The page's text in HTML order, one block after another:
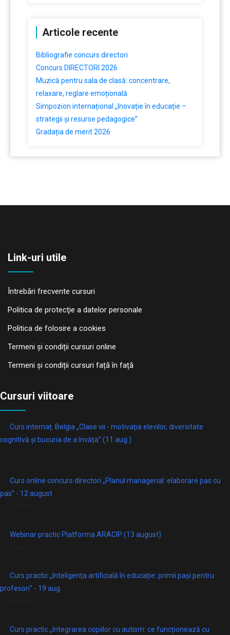
Articole recente
Bibliografie concurs directori
Concurs DIRECTORI 2026
Muzică pentru sala de clasă: concentrare,
relaxare, reglare emoțională
Simpozion internațional „Inovație în educație –
strategii și resurse pedagogice”
Gradația de merit 2026
Link-uri utile
Întrebări frecvente cursuri
Politica de protecţie a datelor personale
Politica de folosire a cookies
Termeni și condiții cursuri online
Termeni și condiții cursuri față în față
Cursuri viitoare
Curs internaț. Belgia „Clase vii - motivația elevilor, diversitate
cognitivă și bucuria de a învăța” (11 aug.)
Curs online concurs directori „Planul managerial: elaborare pas cu
pas” - 12 august
Webinar practic Platforma ARACIP (13 august)
Curs practic „Inteligența artificială în educație: primii pași pentru
profesori” - 19 aug.
Curs practic „Integrarea copiilor cu autism: ce funcționează cu